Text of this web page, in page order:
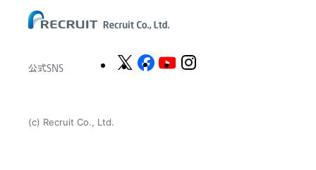
(c) Recruit Co., Ltd.
公式SNS